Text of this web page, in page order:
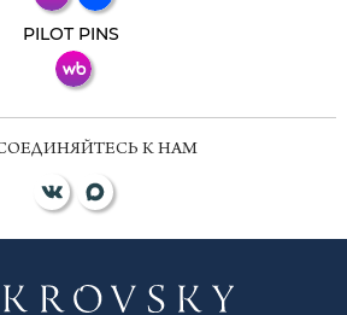
PILOT PINS
К НАМ